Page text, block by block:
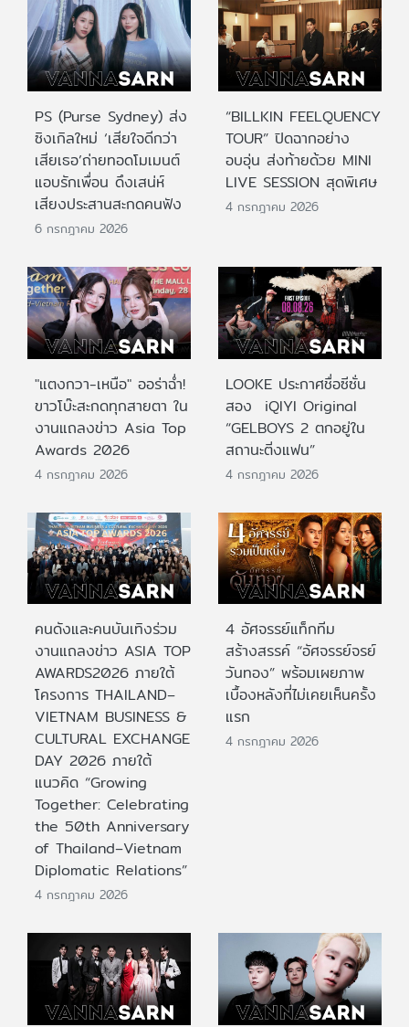
PS (Purse Sydney) ส่ง
ซิงเกิลใหม่ ‘เสียใจดีกว่า
เสียเธอ’ถ่ายทอดโมเมนต์
แอบรักเพื่อน ดึงเสน่ห์
เสียงประสานสะกดคนฟัง
6 กรกฎาคม 2026
“BILLKIN FEELQUENCY
TOUR” ปิดฉากอย่าง
อบอุ่น ส่งท้ายด้วย MINI
LIVE SESSION สุดพิเศษ
4 กรกฎาคม 2026
"แตงกวา-เหนือ" ออร่าฉ่ำ!
ขาวโบ๊ะสะกดทุกสายตา ใน
งานแถลงข่าว Asia Top
Awards 2026
4 กรกฎาคม 2026
LOOKE ประกาศชื่อซีซั่น
สอง iQIYI Original
“GELBOYS 2 ตกอยู่ใน
สถานะติ่งแฟน”
4 กรกฎาคม 2026
คนดังและคนบันเทิงร่วม
งานแถลงข่าว ASIA TOP
AWARDS2026 ภายใต้
โครงการ THAILAND–
VIETNAM BUSINESS &
CULTURAL EXCHANGE
DAY 2026 ภายใต้
แนวคิด “Growing
Together: Celebrating
the 50th Anniversary
of Thailand–Vietnam
Diplomatic Relations”
4 กรกฎาคม 2026
4 อัศจรรย์แท็กทีม
สร้างสรรค์ “อัศจรรย์จรย์
วันทอง” พร้อมเผยภาพ
เบื้องหลังที่ไม่เคยเห็นครั้ง
แรก
4 กรกฎาคม 2026